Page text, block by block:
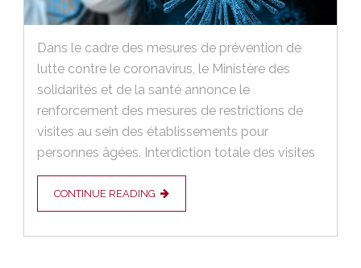
Dans le cadre des mesures de prévention de
lutte contre le coronavirus, le Ministère des
solidarités et de la santé annonce le
renforcement des mesures de restrictions de
visites au sein des établissements pour
personnes âgées. Interdiction totale des visites
CONTINUE READING